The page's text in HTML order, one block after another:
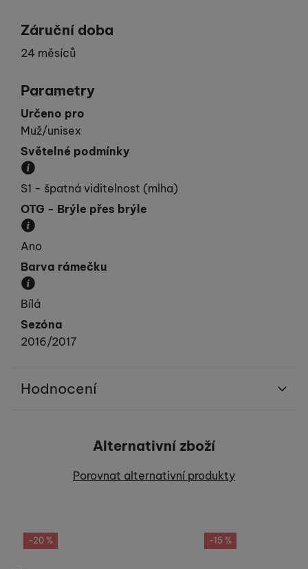
Záruční doba
24 měsíců
Parametry
Určeno pro
Muž/unisex
Světelné podmínky
Popisuje počasí, do kterého jsou brýle určeny.
S1 - špatná viditelnost (mlha)
OTG - Brýle přes brýle
Brýle vybavené OTG (Over The Glasses), lze
Ano
Barva rámečku
Převládající barva rámečku.
Bílá
Sezóna
2016/2017
Hodnocení
Recenze
Alternativní zboží
Porovnat alternativní produkty
-15 %
-20 %